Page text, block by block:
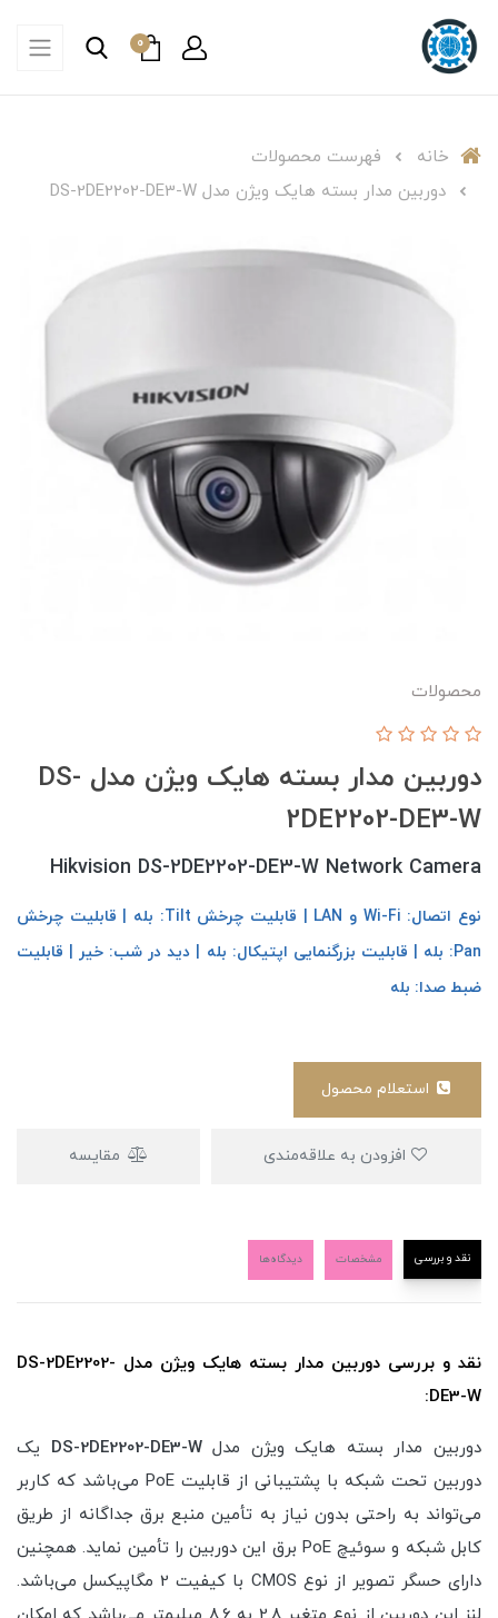
0
خانه
فهرست محصولات
دوربین مدار بسته هایک ویژن مدل DS-2DE2202-DE3-W
محصولات
دوربین مدار بسته هایک ویژن مدل DS-
2DE2202-DE3-W
Hikvision DS-2DE2202-DE3-W Network Camera
نوع اتصال: Wi-Fi و LAN | قابلیت چرخش Tilt: بله | قابلیت چرخش
Pan: بله | قابلیت بزرگنمایی اپتیکال: بله | دید در شب: خیر | قابلیت
ضبط صدا: بله
مقایسه
نقد و بررسی مشخصات دیدگاه‌ها
نقد و بررسی دوربین مدار بسته هایک ویژن مدل DS-2DE2202-
DE3-W:
دوربین مدار بسته هایک ویژن مدلDS-2DE2202-DE3-W یک
دوربین تحت شبکه با پشتیبانی از قابلیت PoE می‌باشد که کاربر
می‌تواند به راحتی بدون نیاز به تأمین منبع برق جداگانه از طریق
کابل شبکه و سوئیچ PoE برق این دوربین را تأمین نماید. همچنین
دارای حسگر تصویر از نوع CMOS با کیفیت 2 مگاپیکسل می‌باشد.